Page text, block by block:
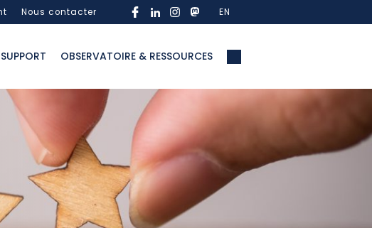
Nous contacter EN
OBSERVATOIRE & RESSOURCES